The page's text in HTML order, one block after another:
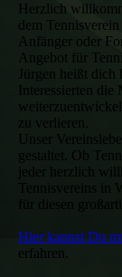
Herzlich
dem
Anfänger oder
Angebot für
Jürgen heißt
Interessierten
zu verlieren.
Unser
gestaltet. Ob
jeder herzlich
Tennisvereins in
für diesen
Hier kannst Du
erfahren.